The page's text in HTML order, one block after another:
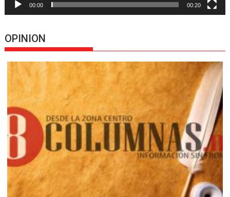
00:00 00:20
OPINION